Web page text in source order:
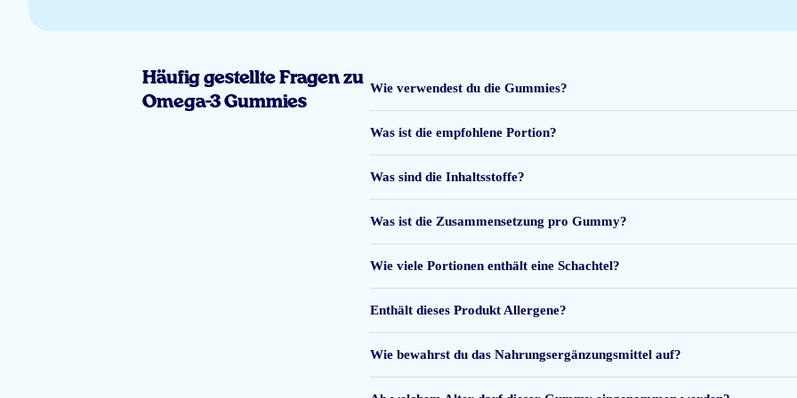
Fijne smaak
Veel (goede) informatie. Mijn zoontje vind het prima om ze in te nemen tijdens de avondmaaltijd. Ze smaken en ruiken zoetig. Fijn dat er alleen
Eenvoudige lekkernijen voor de kleintjes, die de kinderen ook nog eens van omega 3 voorzien.
Häufig gestellte Fragen zu
Omega-3 Gummies
Wie verwendest du die Gummies?
Was ist die empfohlene Portion?
Was sind die Inhaltsstoffe?
Was ist die Zusammensetzung pro Gummy?
Wie viele Portionen enthält eine Schachtel?
Enthält dieses Produkt Allergene?
Wie bewahrst du das Nahrungsergänzungsmittel auf?